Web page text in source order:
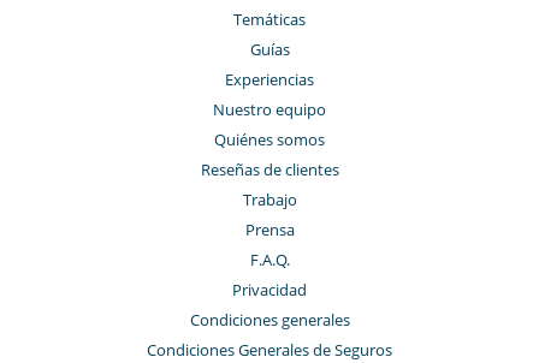
Temáticas
Guías
Experiencias
Nuestro equipo
Quiénes somos
Reseñas de clientes
Trabajo
Prensa
F.A.Q.
Privacidad
Condiciones generales
Condiciones Generales de Seguros